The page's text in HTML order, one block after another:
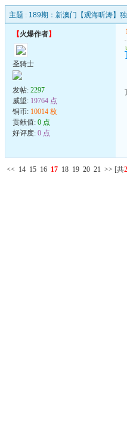
主题 : 189期：新澳门【观海听涛】
【火爆作者】
圣骑士
发帖: 2297
威望: 19764 点
铜币: 10014 枚
贡献值: 0 点
好评度: 0 点
<< 14 15 16 17 18 19 20 21 >> [共